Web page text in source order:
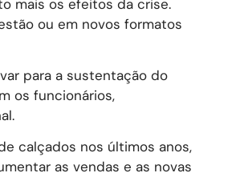
mais os efeitos da crise.
ou em novos formatos
para a sustentação do
os funcionários,
calçados nos últimos anos,
as vendas e as novas